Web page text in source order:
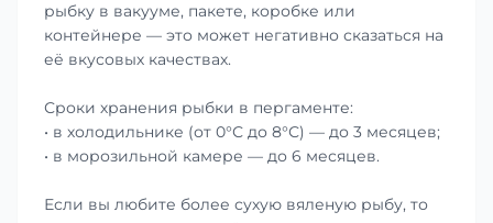
рыбку в вакууме, пакете, коробке или
контейнере — это может негативно сказаться на
её вкусовых качествах.
Сроки хранения рыбки в пергаменте:
• в холодильнике (от 0°С до 8°С) — до 3 месяцев;
• в морозильной камере — до 6 месяцев.
Если вы любите более сухую вяленую рыбу, то